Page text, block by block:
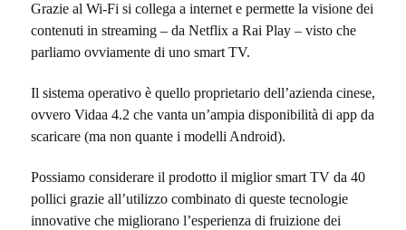
Grazie al Wi-Fi si collega a internet e permette la visione dei
contenuti in streaming – da Netflix a Rai Play – visto che
parliamo ovviamente di uno smart TV.
Il sistema operativo è quello proprietario dell’azienda cinese,
ovvero Vidaa 4.2 che vanta un’ampia disponibilità di app da
scaricare (ma non quante i modelli Android).
Possiamo considerare il prodotto il miglior smart TV da 40
pollici grazie all’utilizzo combinato di queste tecnologie
innovative che migliorano l’esperienza di fruizione dei